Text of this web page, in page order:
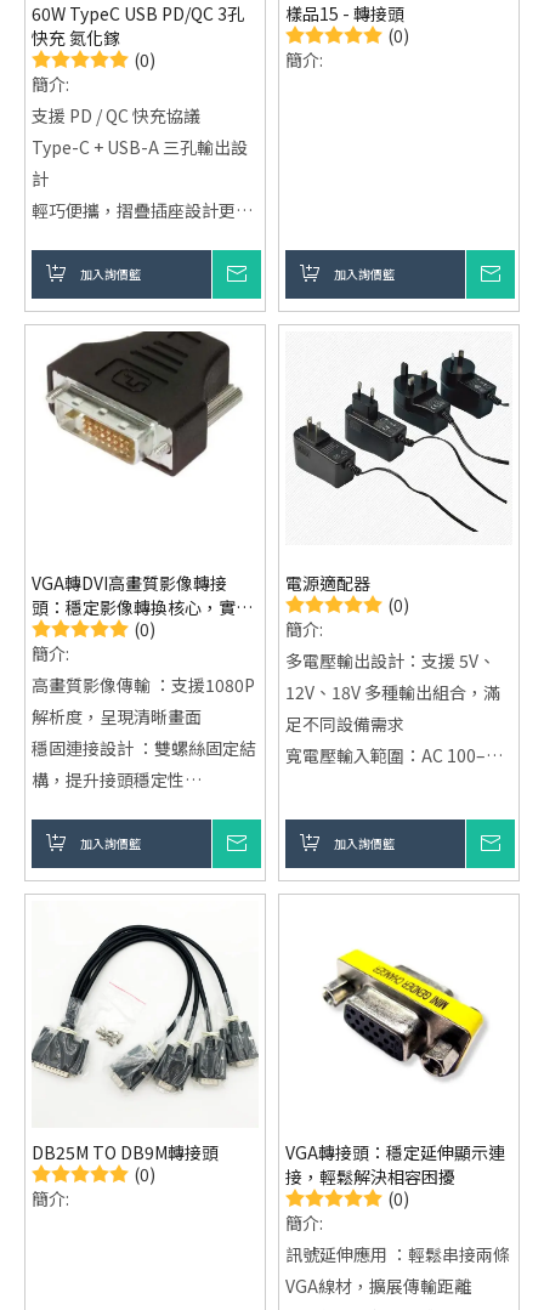
60W TypeC USB PD/QC 3孔
快充 氮化鎵
(0)
簡介:
支援 PD / QC 快充協議
Type-C + USB-A 三孔輸出設
計
輕巧便攜，摺疊插座設計更方
加入詢價籃
樣品15 - 轉接頭
(0)
簡介:
加入詢價籃
VGA轉DVI高畫質影像轉接
頭：穩定影像轉換核心，實現
高解析輸出
(0)
簡介:
高畫質影像傳輸 ：支援1080P
解析度，呈現清晰畫面
穩固連接設計 ：雙螺絲固定結
構，提升接頭穩定性
果，確保訊號穩定傳輸
即插即用便利 ：免驅動設計，
支援影音同步輸出 ：提供完整
多媒體傳輸體驗
加入詢價籃
電源適配器
(0)
簡介:
多電壓輸出設計：支援 5V、
12V、18V 多種輸出組合，滿
足不同設備需求
寬電壓輸入範圍：AC 100–
外觀選擇彈性：提供黑色與白
色，利於設備整合與系統配色
國際市場相容：符合多國安規
加入詢價籃
DB25M TO DB9M轉接頭
(0)
簡介:
VGA轉接頭：穩定延伸顯示連
接，輕鬆解決相容困擾
(0)
簡介:
訊號延伸應用 ：輕鬆串接兩條
VGA線材，擴展傳輸距離